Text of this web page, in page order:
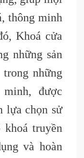
thông minh
Khoá cửa
những sản
những
được
lựa chọn sử
khoá truyền
và hoàn